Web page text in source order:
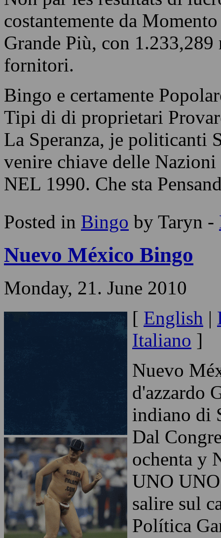
costantemente da
Grande Più, con
fornitori.
Bingo e certamente
Tipi di di proprietari
La Speranza, je politicanti
venire chiave delle
NEL 1990. Che sta
Posted in Bingo by Taryn -
Nuevo México Bingo
Monday, 21. June 2010
[ English |
Italiano ]
Nuevo
d'azzardo
indiano di
Dal
ochenta y
UNO UNO
salire sul
Política